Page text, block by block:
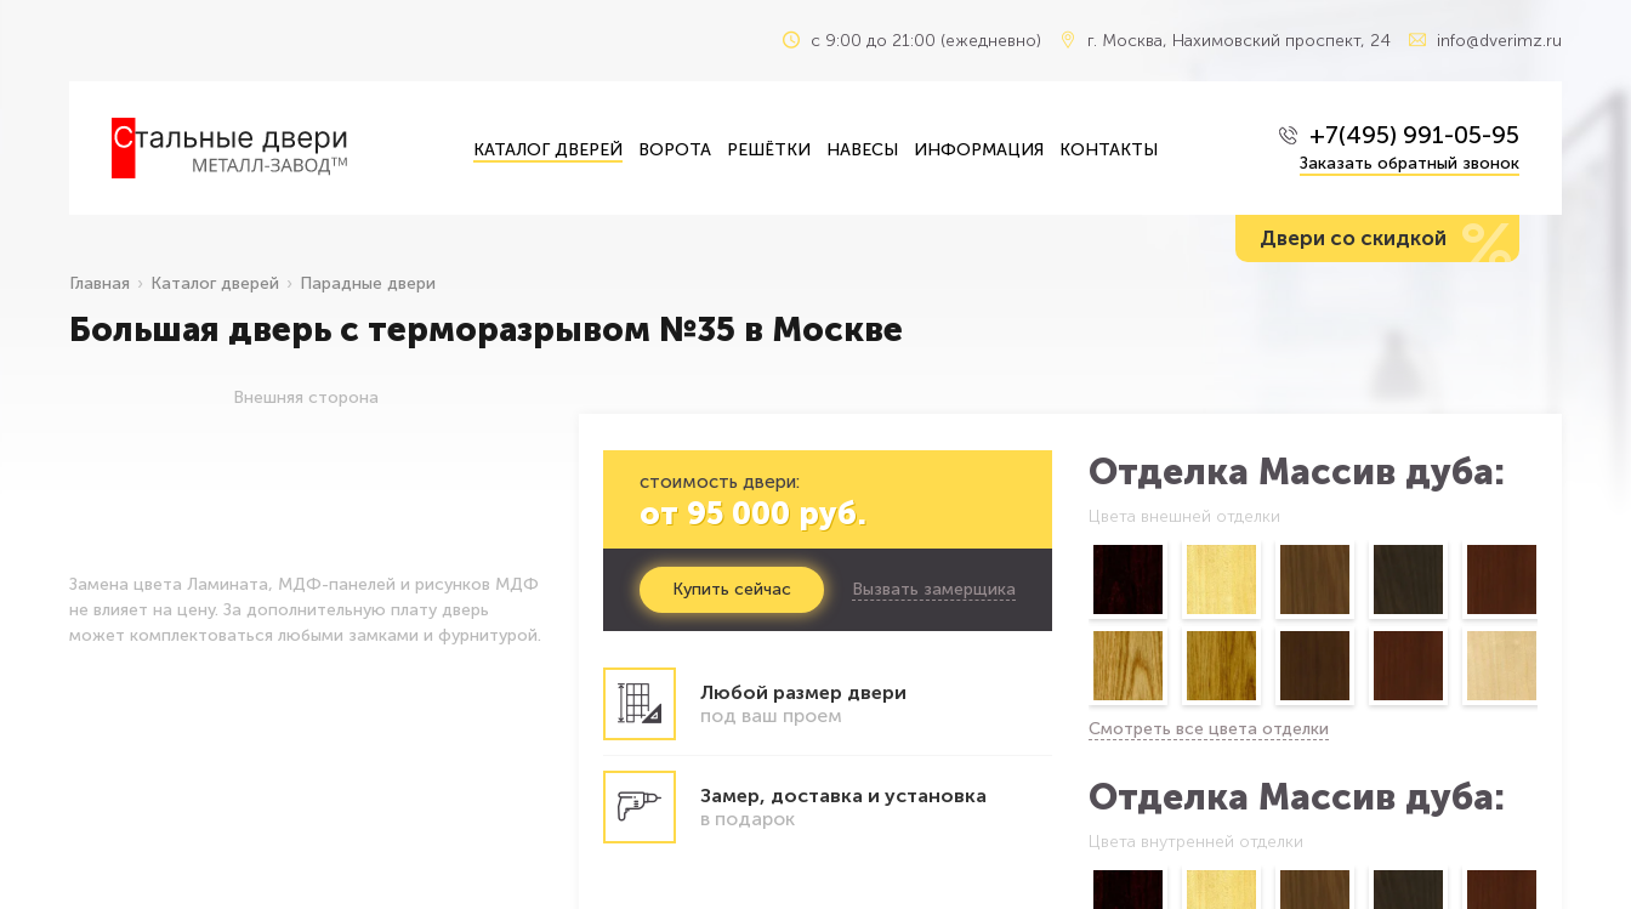
c 9:00 до 21:00 (ежедневно) г. Москва, Нахимовский проспект, 24 info@dverimz.ru
КАТАЛОГ ДВЕРЕЙ ВОРОТА РЕШЁТКИ НАВЕСЫ ИНФОРМАЦИЯ КОНТАКТЫ +7(495) 991-05-95
Заказать обратный звонок
Двери со скидкой %
Большая дверь с терморазрывом №35 в Москве
Главная Каталог дверей Парадные двери
Внешняя сторона
Замена цвета Ламината, МДФ-панелей и рисунков МДФ
не влияет на цену. За дополнительную плату дверь
может комплектоваться любыми замками и фурнитурой.
стоимость двери:
от 95 000 руб.
Купить сейчас Вызвать замерщика
Любой размер двери
под ваш проем
Замер, доставка и установка
в подарок
Отделка Массив дуба:
Цвета внешней отделки
Смотреть все цвета отделки
Отделка Массив дуба:
Цвета внутренней отделки